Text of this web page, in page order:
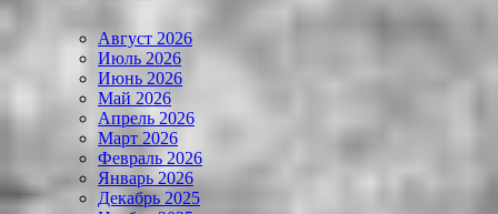
Август 2026
Июль 2026
Июнь 2026
Май 2026
Апрель 2026
Март 2026
Февраль 2026
Январь 2026
Декабрь 2025